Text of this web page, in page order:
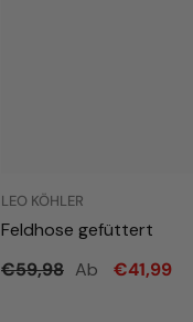
LEO KÖHLER
Feldhose gefüttert
€59,98 Ab €41,99